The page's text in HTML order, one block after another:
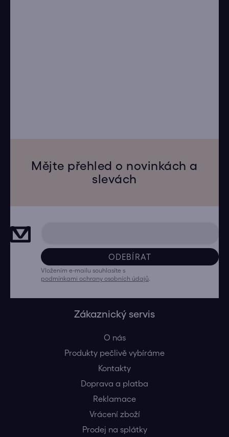
Mějte přehled o novinkách a
slevách
ODEBÍRAT
Vložením e-mailu souhlasíte s
podmínkami ochrany osobních údajů
Zákaznický servis
O nás
Produkty pečlivě vybíráme
Kontakty
Doprava a platba
Reklamace
Vrácení zboží
Prodej na splátky